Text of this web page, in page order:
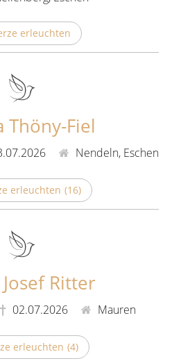
erleuchten (3
Thöny-Fiel
Nendeln, Eschen
erleuchten (16)
Ritter
02.07.2026 Mauren
erleuchten (4)